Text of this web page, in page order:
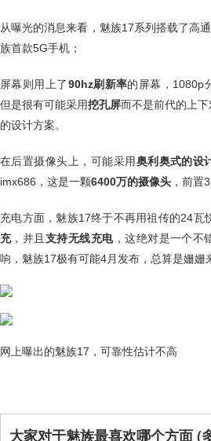
从曝光的消息来看，魅族17系列搭载了高
族首款5G手机；
屏幕则用上了90hz刷新率的屏幕，1080p
但是很有可能采用挖孔屏而不是前代的上
的设计方案。
在后置摄像头上，可能采用奥利奥式的设
imx686，这是一颗6400万的摄像头 ，前置
充电方面，魅族17终于不再用祖传的24瓦
充，并且 支持无线充电，这绝对是一个不
响，魅族17极有可能4月发布，总算是姗姗
网上曝出的魅族17，可靠性估计不高
大家对于魅族最喜欢哪个方面 (